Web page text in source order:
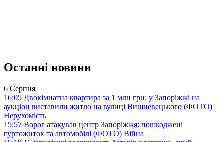
Останні новини
6 Серпня
16:05 Двокімнатна квартира за 1 млн грн: у Запоріжжі на
аукціон виставили житло на вулиці Вишневецького (ФОТО)
Нерухомість
15:57 Ворог атакував центр Запоріжжя: пошкоджені
гуртожиток та автомобілі (ФОТО) Війна